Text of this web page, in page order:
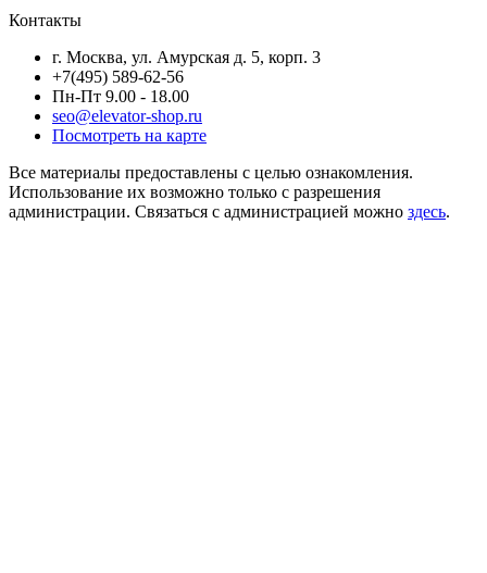
Контакты
г. Москва, ул. Амурская д. 5, корп. 3
+7(495) 589-62-56
Пн-Пт 9.00 - 18.00
seo@elevator-shop.ru
Посмотреть на карте
Все материалы предоставлены с целью ознакомления.
Использование их возможно только с разрешения
администрации. Связаться с администрацией можно здесь.